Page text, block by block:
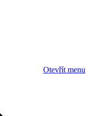
Otevřít menu